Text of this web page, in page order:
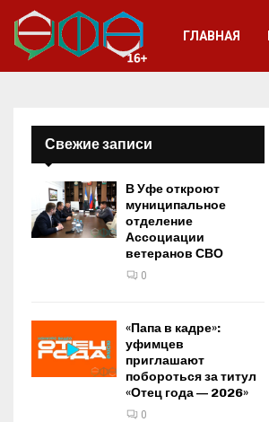
ГЛАВНАЯ
Свежие записи
В Уфе откроют
муниципальное
отделение
Ассоциации
ветеранов СВО
0
«Папа в кадре»:
уфимцев
приглашают
побороться за титул
«Отец года — 2026»
0